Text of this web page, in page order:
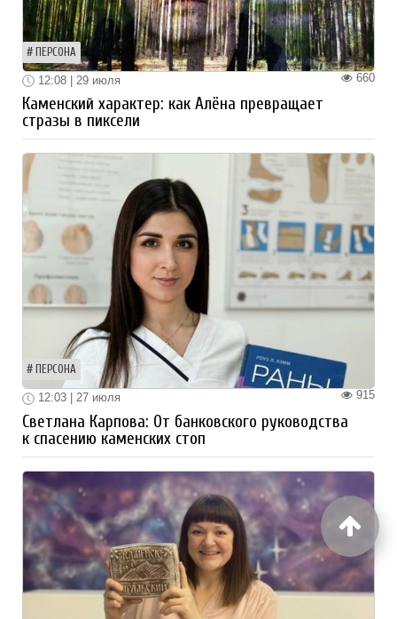
ПЕРСОНА
660
12:08 | 29 июля
Каменский характер: как Алёна превращает
стразы в пиксели
ПЕРСОНА
915
12:03 | 27 июля
Светлана Карпова: От банковского руководства
к спасению каменских стоп